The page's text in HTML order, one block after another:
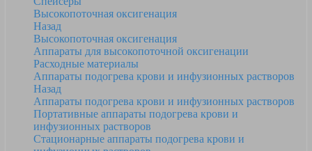
Высокопоточная оксигенация
Назад
Высокопоточная оксигенация
Аппараты для высокопоточной оксигенации
Расходные материалы
Аппараты подогрева крови и инфузионных растворов
Назад
Аппараты подогрева крови и инфузионных растворов
Портативные аппараты подогрева крови и
инфузионных растворов
Стационарные аппараты подогрева крови и